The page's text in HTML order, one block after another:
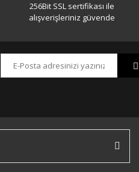
256Bit SSL sertifikası ile
alışverişleriniz güvende